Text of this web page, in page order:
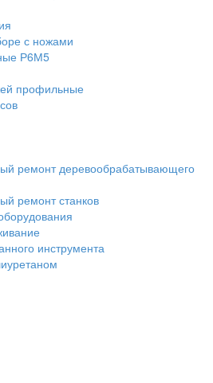
с ножами
Р6М5
профильные
ремонт деревообрабатывающего
ремонт станков
инструмента